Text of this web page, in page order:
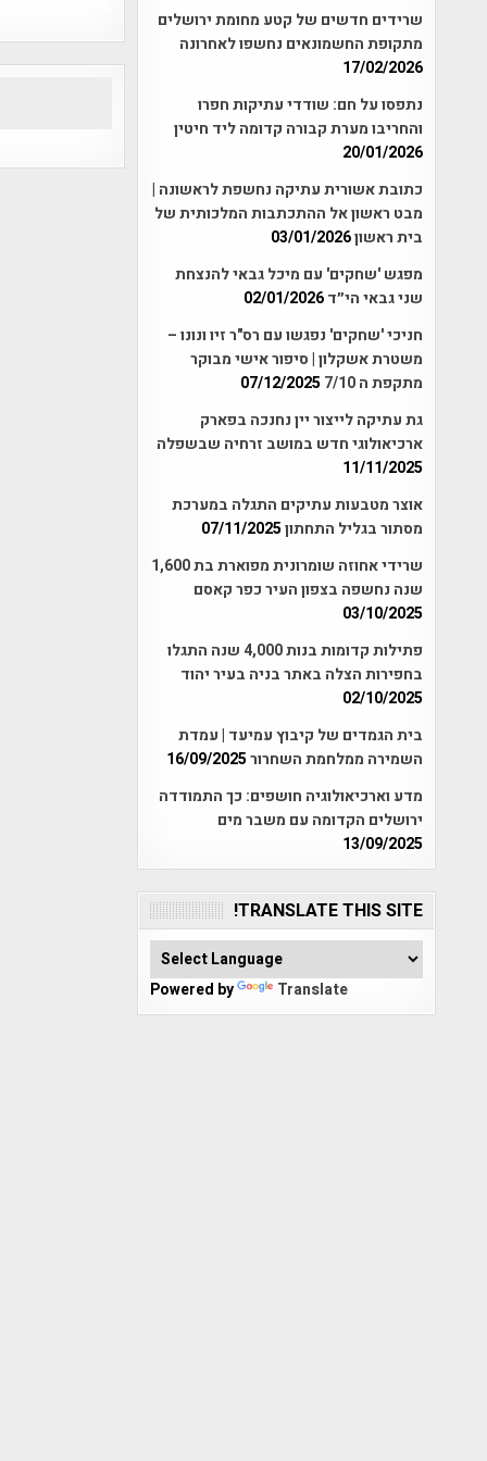
שרידים חדשים של קטע מחומת ירושלים
מתקופת החשמונאים נחשפו לאחרונה
17/02/2026
נתפסו על חם: שודדי עתיקות חפרו
והחריבו מערת קבורה קדומה ליד חיטין
20/01/2026
כתובת אשורית עתיקה נחשפת לראשונה |
מבט ראשון אל ההתכתבות המלכותית של
בית ראשון03/01/2026
מפגש 'שחקים' עם מיכל גבאי להנצחת
שני גבאי הי״ד02/01/2026
חניכי 'שחקים' נפגשו עם רס"ר זיו ונונו –
משטרת אשקלון | סיפור אישי מבוקר
מתקפת ה 7/10
07/12/2025
גת עתיקה לייצור יין נחנכה בפארק
ארכיאולוגי חדש במושב זרחיה שבשפלה
11/11/2025
אוצר מטבעות עתיקים התגלה במערכת
מסתור בגליל התחתון07/11/2025
שרידי אחוזה שומרונית מפוארת בת 1,600
שנה נחשפה בצפון העיר כפר קאסם
03/10/2025
פתילות קדומות בנות 4,000 שנה התגלו
בחפירות הצלה באתר בניה בעיר יהוד
02/10/2025
בית הגמדים של קיבוץ עמיעד | עמדת
השמירה ממלחמת השחרור16/09/2025
מדע וארכיאולוגיה חושפים: כך התמודדה
ירושלים הקדומה עם משבר מים
13/09/2025
TRANSLATE THIS SITE!
Powered by Translate